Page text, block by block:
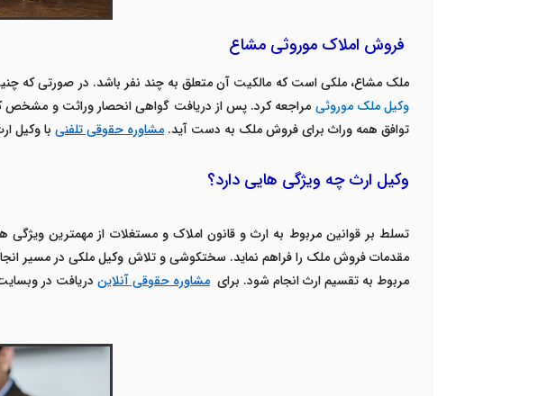
فروش املاک موروثی مشاع
ملک مشاع، ملکی است که مالکیت آن متعلق به چند نفر باشد. در صورتی که
وکیل ملک موروثی مراجعه کرد. پس از دریافت گواهی انحصار وراثت و مشخص
توافق همه وراث برای فروش ملک به دست آید. مشاوره حقوقی تلفنی با وکیل
وکیل ارث چه ویژگی هایی دارد؟
تسلط بر قوانین مربوط به ارث و قانون املاک و مستغلات از مهمترین ویژگی
مقدمات فروش ملک را فراهم نماید. سختکوشی و تلاش وکیل ملکی در مسیر
مربوط به تقسیم ارث انجام شود. برای مشاوره حقوقی آنلاین دریافت در